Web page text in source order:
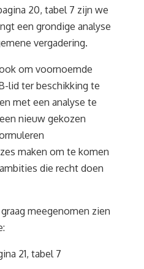
20, tabel 7 zijn we
een grondige analyse
vergadering.
om voornoemde
lid ter beschikking te
met een analyse te
nieuw gekozen
maken om te komen
die recht doen
meegenomen zien
21, tabel 7